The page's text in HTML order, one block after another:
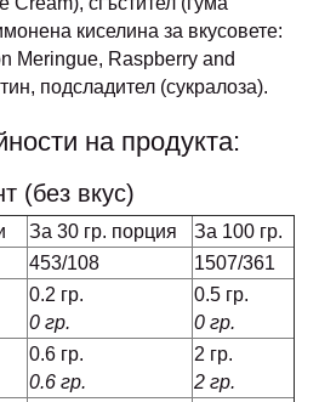
киселина за вкусовете:
Meringue, Raspberry and
подсладител (сукралоза).
на продукта:
(без вкус)
За 30 гр. порция
За 100 гр.
453/108
1507/361
0.2 гр.
0 гр.
0.5 гр.
0 гр.
0.6 гр.
0.6 гр.
2 гр.
2 гр.